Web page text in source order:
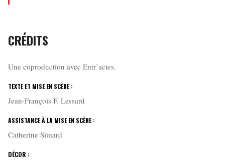
CRÉDITS
Une coproduction avec Entr’actes.
TEXTE ET MISE EN SCÈNE :
Jean-François F. Lessard
ASSISTANCE À LA MISE EN SCÈNE :
Catherine Simard
DÉCOR :